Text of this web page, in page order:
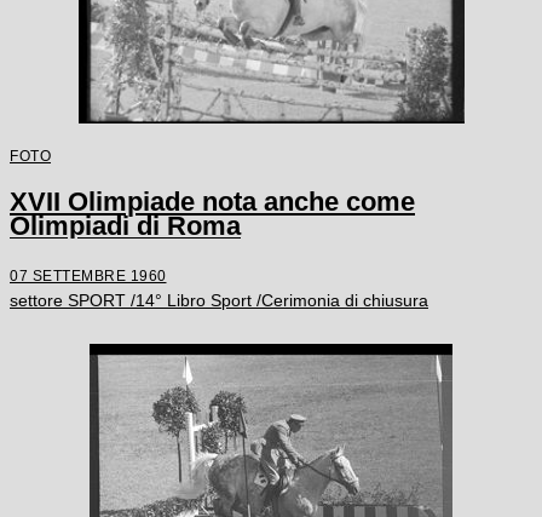
FOTO
XVII Olimpiade nota anche come
Olimpiadi di Roma
07 SETTEMBRE 1960
settore SPORT /14° Libro Sport /Cerimonia di chiusura